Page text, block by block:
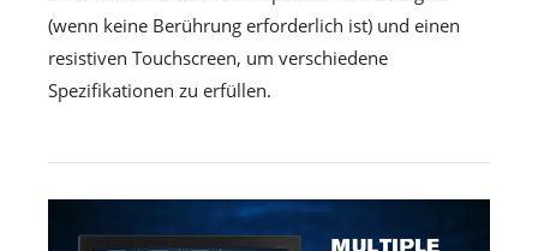
(wenn keine Berührung erforderlich ist) und einen
resistiven Touchscreen, um verschiedene
Spezifikationen zu erfüllen.